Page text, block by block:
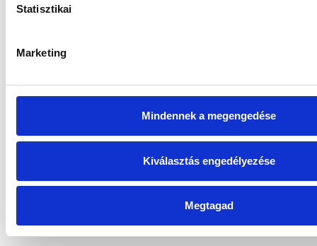
Statisztikai
Marketing
Mindennek a megengedése
Kiválasztás engedélyezése
Megtagad
Ingatlan típusú
Magyar Posta Takarék Ingatlan Befektetési